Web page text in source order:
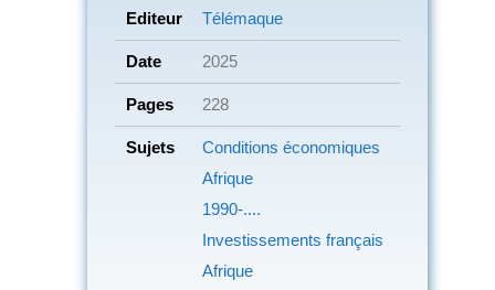
Editeur Télémaque
Date 2025
Pages 228
Sujets
Conditions économiques
Afrique
1990-....
Investissements français
Afrique